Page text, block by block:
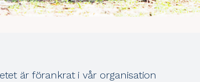
är förankrat i vår organisation